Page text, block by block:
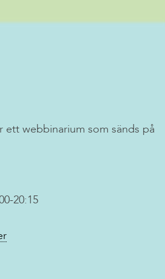
ett webbinarium som sänds på
20:15